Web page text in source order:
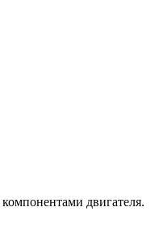
двигателя.